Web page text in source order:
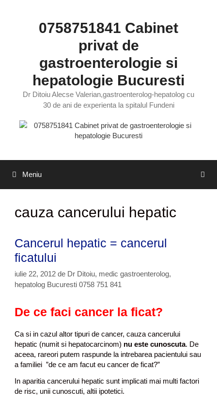
0758751841 Cabinet
privat de
gastroenterologie si
hepatologie Bucuresti
Dr Ditoiu Alecse Valerian,gastroenterolog-hepatolog cu
30 de ani de experienta la spitalul Fundeni
Meniu
cauza cancerului hepatic
Cancerul hepatic = cancerul
ficatului
iulie 22, 2012 de Dr Ditoiu, medic gastroenterolog,
hepatolog Bucuresti 0758 751 841
De ce faci cancer la ficat?
Ca si in cazul altor tipuri de cancer, cauza cancerului
hepatic (numit si hepatocarcinom) nu este cunoscuta. De
aceea, rareori putem raspunde la intrebarea pacientului sau
a familiei ”de ce am facut eu cancer de ficat?”
In aparitia cancerului hepatic sunt implicati mai multi factori
de risc, unii cunoscuti, altii ipotetici.